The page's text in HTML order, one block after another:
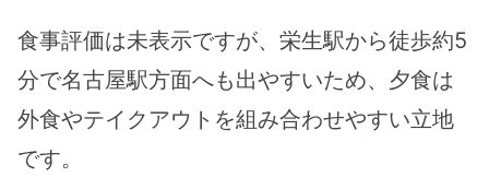
食事評価は未表示ですが、栄生駅から徒歩約5
分で名古屋駅方面へも出やすいため、夕食は
外食やテイクアウトを組み合わせやすい立地
です。